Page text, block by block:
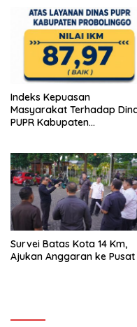
Indeks Kepuasan
Masyarakat Terhadap
PUPR Kabupaten
Survei Batas Kota 14 Km,
Ajukan Anggaran ke Pusat